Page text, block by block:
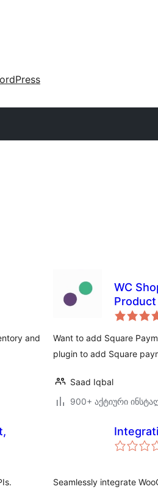
and
WC
Want to add Square
plugin to add Square
Saad Iqbal
900+ აქტიური
Seamlessly integrate